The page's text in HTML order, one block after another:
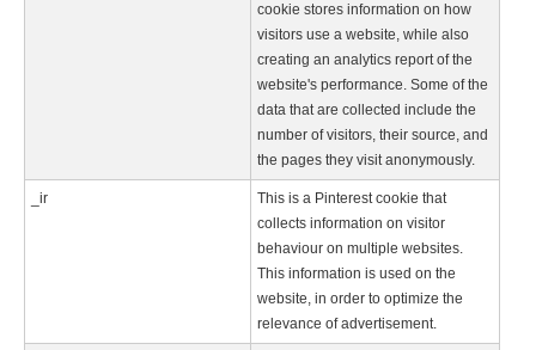
cookie stores information on how
visitors use a website, while also
creating an analytics report of the
website's performance. Some of the
data that are collected include the
number of visitors, their source, and
the pages they visit anonymously.
_ir
This is a Pinterest cookie that
collects information on visitor
behaviour on multiple websites.
This information is used on the
website, in order to optimize the
relevance of advertisement.